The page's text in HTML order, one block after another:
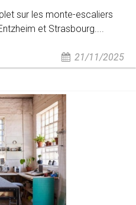
sur les monte-escaliers
et Strasbourg....
21/11/2025